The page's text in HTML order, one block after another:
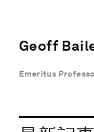
Geoff
Emeritus